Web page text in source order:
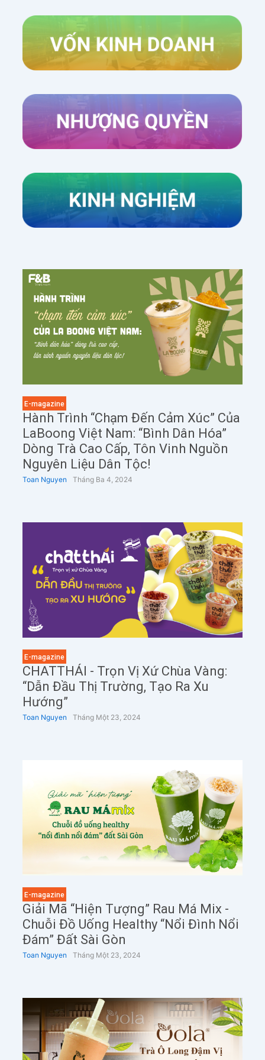
E-magazine
Hành Trình “chạm Đến Cảm Xúc” Của
LaBoong Việt Nam: “Bình Dân Hóa”
Dòng Trà Cao Cấp, Tôn Vinh Nguồn
Nguyên Liệu Dân Tộc!
Toan Nguyen Tháng Ba 4, 2024
E-magazine
CHATTHÁI - Trọn Vị Xứ Chùa Vàng:
“Dẫn Đầu Thị Trường, Tạo Ra Xu
Hướng”
Toan Nguyen Tháng Một 23, 2024
E-magazine
Giải Mã “hiện Tượng” Rau Má Mix -
Chuỗi Đồ Uống Healthy “nổi Đình Nổi
Đám” Đất Sài Gòn
Toan Nguyen Tháng Một 23, 2024